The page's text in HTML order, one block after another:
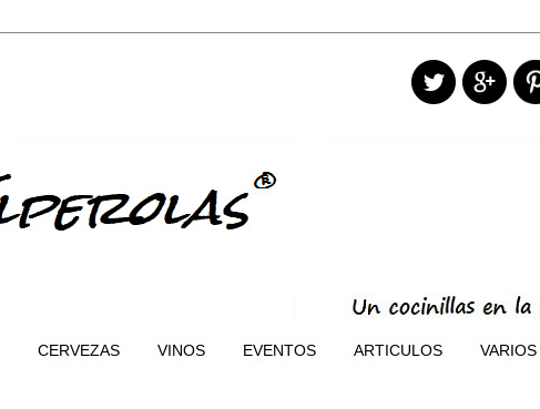
CERVEZAS VINOS EVENTOS ARTICULOS VARIOS